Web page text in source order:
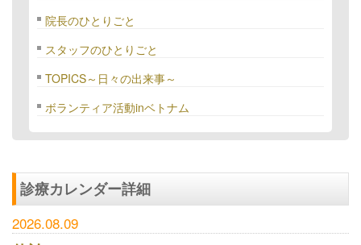
院長のひとりごと
スタッフのひとりごと
TOPICS～日々の出来事～
ボランティア活動inベトナム
診療カレンダー詳細
2026.08.09